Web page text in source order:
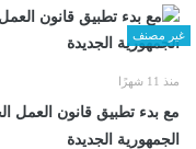
غير مصنف
منذ 11 شهرًا
مع بدء تطبيق قانون العمل
الجمهورية الجديدة